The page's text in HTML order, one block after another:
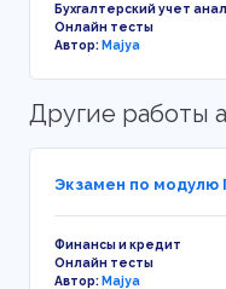
Бухгалтерский учет
Онлайн тесты
Автор:Majya
Другие работы
Экзамен по
Финансы и кредит
Онлайн тесты
Автор:Majya